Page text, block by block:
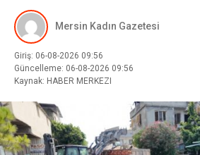
Mersin Kadın Gazetesi
Giriş: 06-08-2026 09:56
Güncelleme: 06-08-2026 09:56
Kaynak: HABER MERKEZI